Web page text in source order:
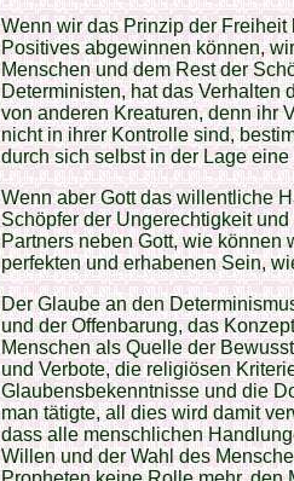
Wenn wir das Prinzip der
Positives abgewinnen können,
Menschen und dem Rest der
Deterministen, hat das Verhalten
von anderen Kreaturen, denn ihr
nicht in ihrer Kontrolle sind,
durch sich selbst in der Lage
Wenn aber Gott das willentliche
Schöpfer der Ungerechtigkeit
Partners neben Gott, wie können
perfekten und erhabenen Sein,
Der Glaube an den
und der Offenbarung, das
Menschen als Quelle der
und Verbote, die religiösen
Glaubensbekenntnisse und die
man tätigte, all dies wird damit
dass alle menschlichen
Willen und der Wahl des